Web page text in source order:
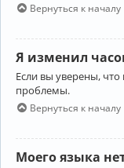
Вернуться к началу
Я изменил
Если вы уверены,
проблемы.
Вернуться к началу
Моего языка